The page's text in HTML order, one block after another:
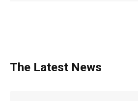
The Latest News